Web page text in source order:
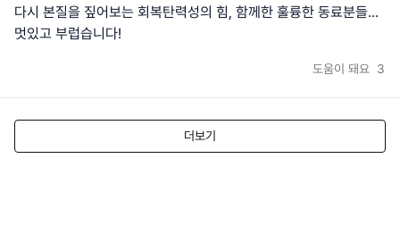
다시 본질을 짚어보는 회복탄력성의 힘, 함께한 훌륭한 동료분들...
멋있고 부럽습니다!
도움이 돼요 3
더보기